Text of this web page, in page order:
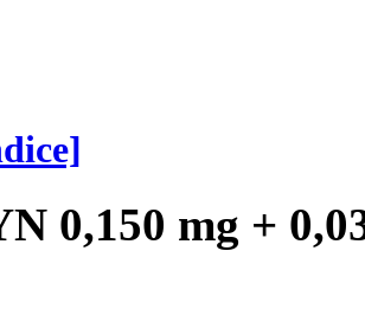
0,150 mg +